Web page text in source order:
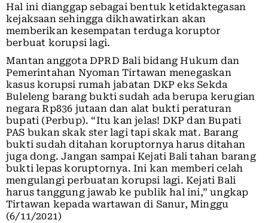
Hal ini dianggap sebagai bentuk ketidaktegasan
kejaksaan sehingga dikhawatirkan akan
memberikan kesempatan terduga koruptor
berbuat korupsi lagi.
Mantan anggota DPRD Bali bidang Hukum dan
Pemerintahan Nyoman Tirtawan menegaskan
kasus korupsi rumah jabatan DKP eks Sekda
Buleleng barang bukti sudah ada berupa kerugian
negara Rp836 jutaan dan alat bukti peraturan
bupati (Perbup). “Itu kan jelas! DKP dan Bupati
PAS bukan skak ster lagi tapi skak mat. Barang
bukti sudah ditahan koruptornya harus ditahan
juga dong. Jangan sampai Kejati Bali tahan barang
bukti lepas koruptornya. Ini kan memberi celah
mengulangi perbuatan korupsi lagi. Kejati Bali
harus tanggung jawab ke publik hal ini,” ungkap
Tirtawan kepada wartawan di Sanur, Minggu
(6/11/2021)